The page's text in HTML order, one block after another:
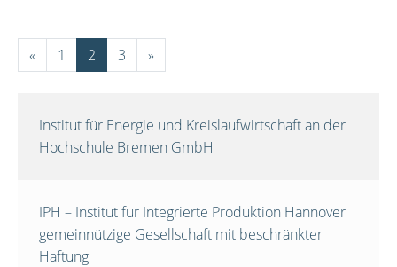
« 1 2 3 »
Institut für Energie und Kreislaufwirtschaft an der
Hochschule Bremen GmbH
IPH – Institut für Integrierte Produktion Hannover
gemeinnützige Gesellschaft mit beschränkter
Haftung